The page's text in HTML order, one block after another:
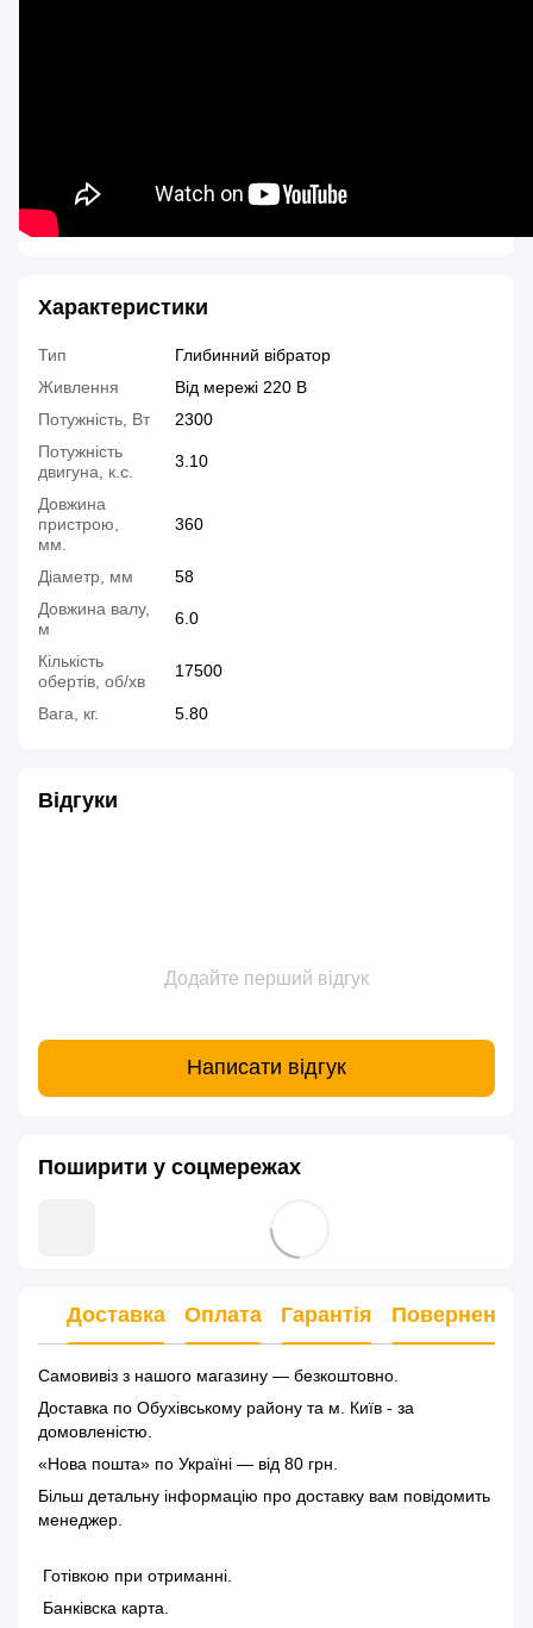
Характеристики
Тип
Глибинний вібратор
Живлення
Від мережі 220 В
Потужність, Вт
2300
Потужність
двигуна, к.с.
3.10
Довжина
пристрою,
мм.
360
Діаметр, мм
58
Довжина валу,
м
6.0
Кількість
обертів, об/хв
17500
Вага, кг. 5.80
Відгуки
Додайте перший відгук
Написати відгук
Поширити у соцмережах
Доставка Оплата Гарантія Повернення
Самовивіз з нашого магазину — безкоштовно.
Доставка по Обухівському району та м. Київ - за
домовленістю.
«Нова пошта» по Україні — від 80 грн.
Більш детальну інформацію про доставку вам повідомить
менеджер.
Готівкою при отриманні.
Банківска карта.